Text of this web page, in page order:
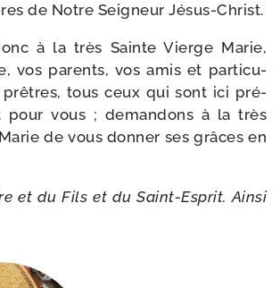
de Notre Seigneur Jésus-Christ.
à la très Sainte Vierge Marie,
vos parents, vos amis et par­ti­cu­
prêtres, tous ceux qui sont ici pré­
pour vous ; deman­dons à la très
de vous don­ner ses grâces en
et du Fils et du Saint-​Esprit. Ainsi